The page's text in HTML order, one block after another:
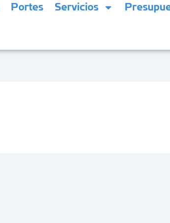
Portes Servicios